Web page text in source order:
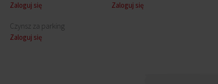
Zaloguj się
Czynsz za parking
Zaloguj się
Zaloguj się